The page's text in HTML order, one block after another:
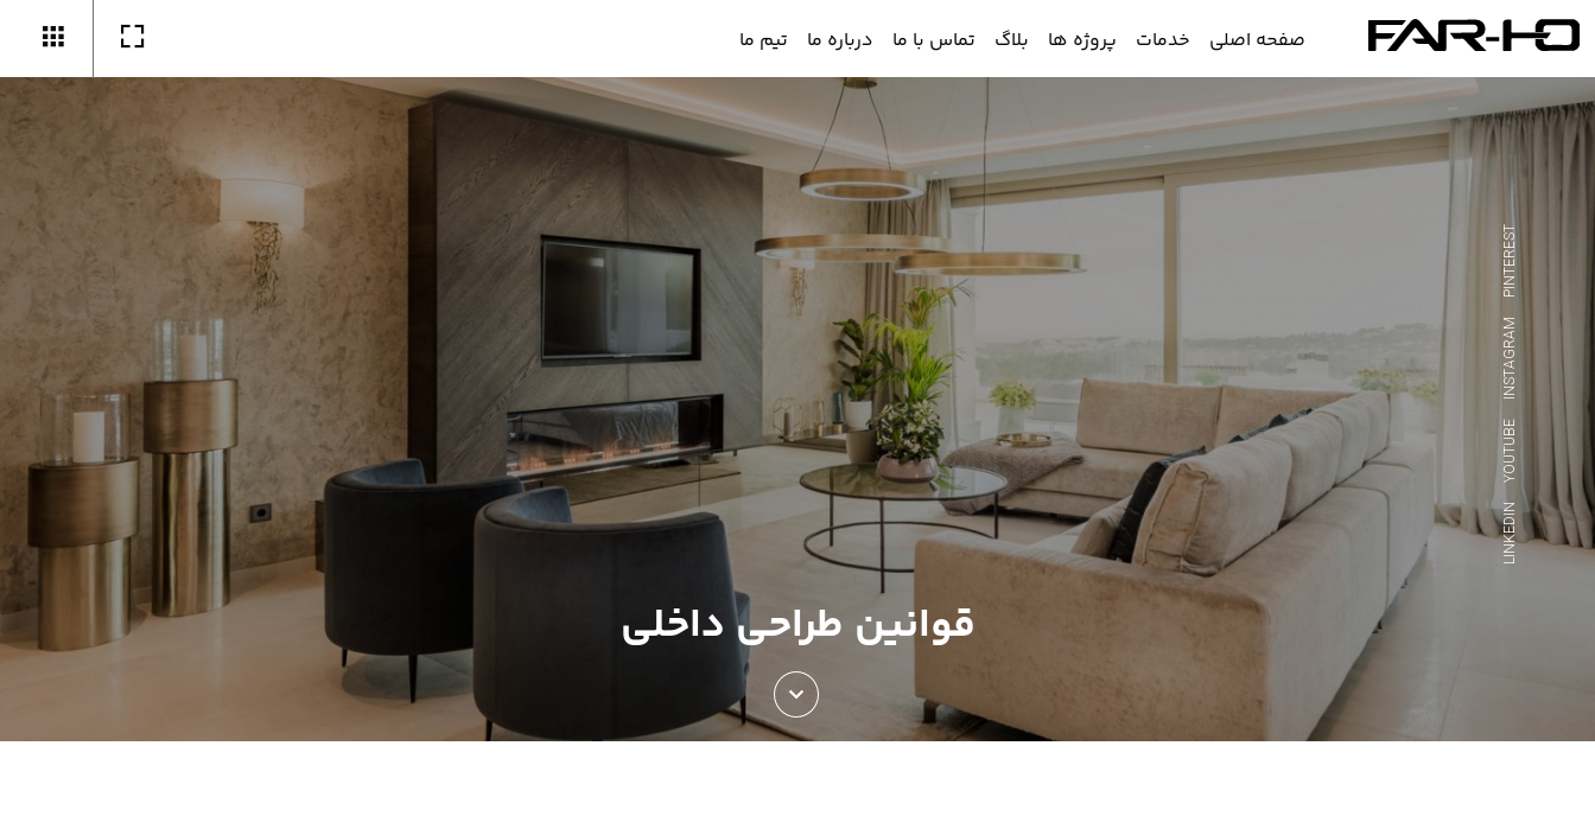
صفحه اصلی خدمات پروژه ها بلاگ تماس با ما درباره ما تیم ما
قوانین طراحی داخلی
PINTEREST
INSTAGRAM
YOUTUBE
LINKEDIN